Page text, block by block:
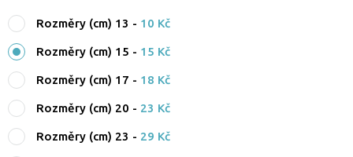
Rozměry (cm) 13 - 10 Kč
Rozměry (cm) 15 - 15 Kč
Rozměry (cm) 17 - 18 Kč
Rozměry (cm) 20 - 23 Kč
Rozměry (cm) 23 - 29 Kč